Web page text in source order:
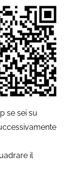
se sei su
il